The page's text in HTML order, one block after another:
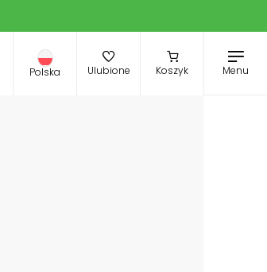
Polska Ulubione Koszyk Menu